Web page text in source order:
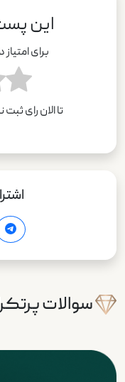
این
برای
تا الان رای
سوالات